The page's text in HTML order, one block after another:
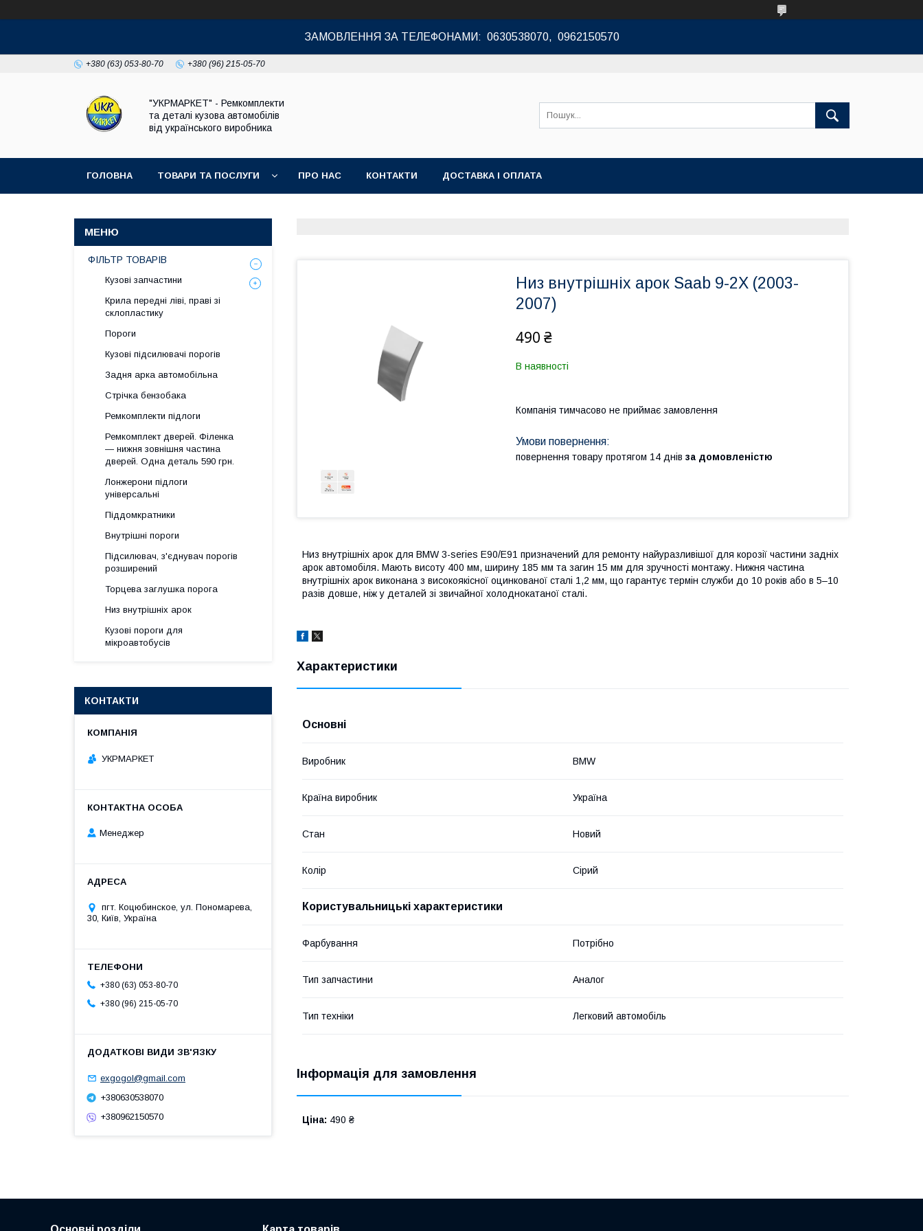
ЗАМОВЛЕННЯ ЗА ТЕЛЕФОНАМИ: 0630538070, 0962150570
+380 (63) 053-80-70 +380 (96) 215-05-70
"УКРМАРКЕТ" - Ремкомплекти
та деталі кузова автомобілів
від українського виробника
ГОЛОВНА ТОВАРИ ТА ПОСЛУГИ ПРО НАС КОНТАКТИ ДОСТАВКА І ОПЛАТА
Низ внутрішніх арок Saab 9-2X (2003-
2007)
490 ₴
В наявності
Компанія тимчасово не приймає замовлення
повернення товару протягом 14 днів за домовленістю
Низ внутрішніх арок для BMW 3-series E90/E91 призначений для ремонту найуразливішої для корозії частини задніх
арок автомобіля. Мають висоту 400 мм, ширину 185 мм та загин 15 мм для зручності монтажу. Нижня частина
внутрішніх арок виконана з високоякісної оцинкованої сталі 1,2 мм, що гарантує термін служби до 10 років або в 5–10
разів довше, ніж у деталей зі звичайної холоднокатаної сталі.
Характеристики
Основні
Виробник BMW
Країна виробник Україна
Стан Новий
Колір Сірий
Користувальницькі характеристики
Фарбування Потрібно
Тип запчастини Аналог
Тип техніки Легковий автомобіль
Інформація для замовлення
Ціна: 490 ₴
ФІЛЬТР ТОВАРІВ
Кузові запчастини
Крила передні ліві, праві зі
склопластику
Пороги
Кузові підсилювачі порогів
Задня арка автомобільна
Стрічка бензобака
Ремкомплекти підлоги
Ремкомплект дверей. Філенка
— нижня зовнішня частина
дверей. Одна деталь 590 грн.
Лонжерони підлоги
універсальні
Піддомкратники
Внутрішні пороги
Підсилювач, з'єднувач порогів
розширений
Торцева заглушка порога
Низ внутрішніх арок
Кузові пороги для
мікроавтобусів
КОНТАКТИ
УКРМАРКЕТ
Менеджер
пгт. Коцюбинское, ул. Пономарева,
30, Київ, Україна
+380 (63) 053-80-70
+380 (96) 215-05-70
exgogol@gmail.com
+380630538070
+380962150570